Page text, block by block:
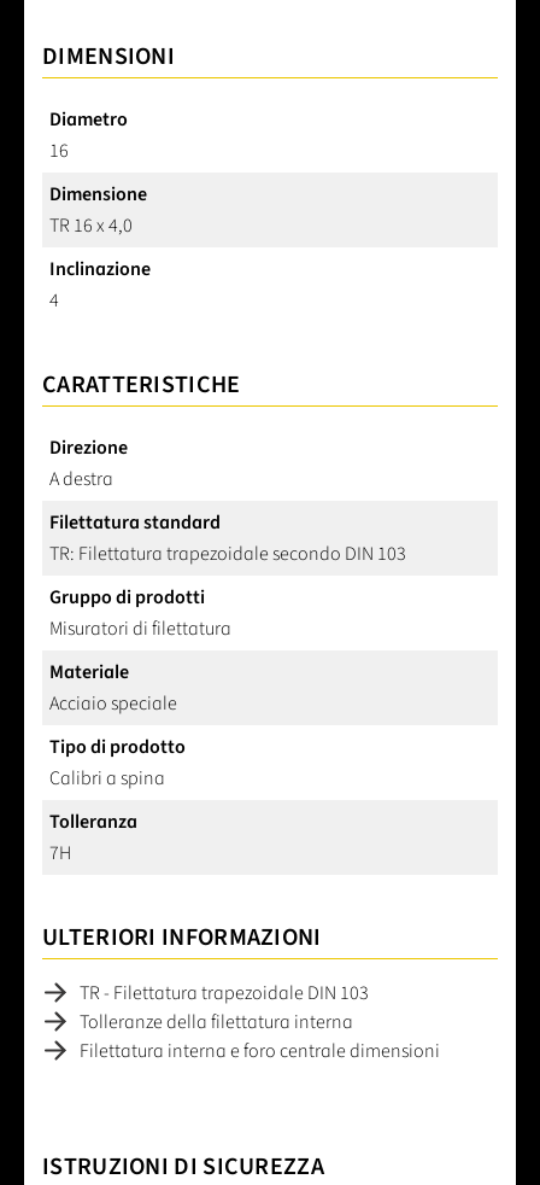
DIMENSIONI
Diametro
16
Dimensione
TR 16 x 4,0
Inclinazione
4
CARATTERISTICHE
Direzione
A destra
Filettatura standard
TR: Filettatura trapezoidale secondo DIN 103
Gruppo di prodotti
Misuratori di filettatura
Materiale
Acciaio speciale
Tipo di prodotto
Calibri a spina
Tolleranza
7H
ULTERIORI INFORMAZIONI
TR - Filettatura trapezoidale DIN 103
Tolleranze della filettatura interna
Filettatura interna e foro centrale dimensioni
ISTRUZIONI DI SICUREZZA